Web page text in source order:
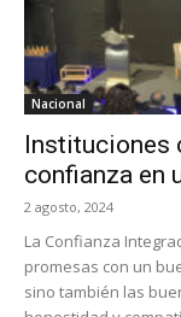
Nacional
Instituciones
confianza en
2 agosto, 2024
La Confianza
promesas con un
sino también las